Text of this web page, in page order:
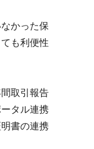
かった保
も利便性
取引報告
タル連携
書の連携